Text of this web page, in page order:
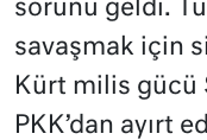
sorunu geldi.
savaşmak için
Kürt milis gücü
PKK’dan ayırt